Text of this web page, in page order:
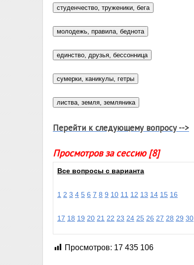
Перейти к следующему вопросу -->
Просмотров за сессию [8]
Все вопросы с варианта
1 2 3 4 5 6 7 8 9 10 11 12 13 14 15 16
17 18 19 20 21 22 23 24 25 26 27 28 29 30
Просмотров: 17 435 106